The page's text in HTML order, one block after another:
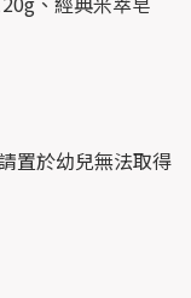
置於幼兒無法取得